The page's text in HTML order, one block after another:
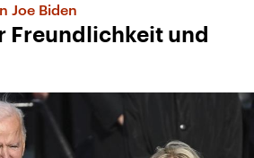
Joe Biden
Freundlichkeit und